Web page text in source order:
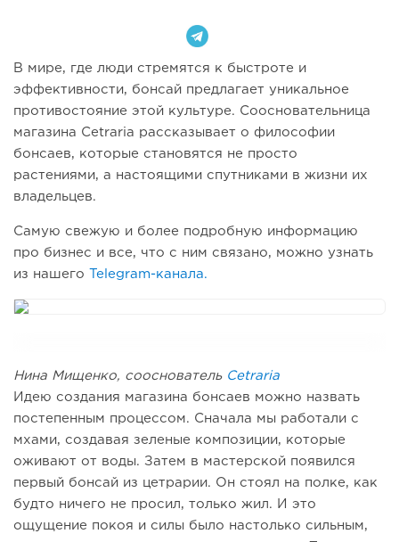
В мире, где люди стремятся к быстроте и
эффективности, бонсай предлагает уникальное
противостояние этой культуре. Соосновательница
магазина Cetraria рассказывает о философии
бонсаев, которые становятся не просто
растениями, а настоящими спутниками в жизни их
владельцев.
Самую свежую и более подробную информацию
про бизнес и все, что с ним связано, можно узнать
из нашего Telegram-канала.
Нина Мищенко, сооснователь Cetraria
Идею создания магазина бонсаев можно назвать
постепенным процессом. Сначала мы работали с
мхами, создавая зеленые композиции, которые
оживают от воды. Затем в мастерской появился
первый бонсай из цетрарии. Он стоял на полке, как
будто ничего не просил, только жил. И это
ощущение покоя и силы было настолько сильным,